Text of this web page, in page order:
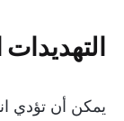
التهديدات
يمكن أن تؤدي